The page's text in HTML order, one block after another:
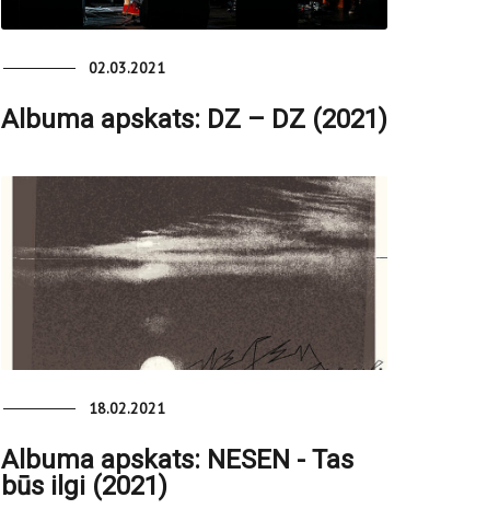
02.03.2021
Albuma apskats: DZ – DZ (2021)
18.02.2021
Albuma apskats: NESEN - Tas
būs ilgi (2021)